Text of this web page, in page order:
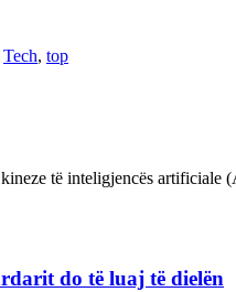
Tech, top
të inteligjencës
do të luaj të dielën